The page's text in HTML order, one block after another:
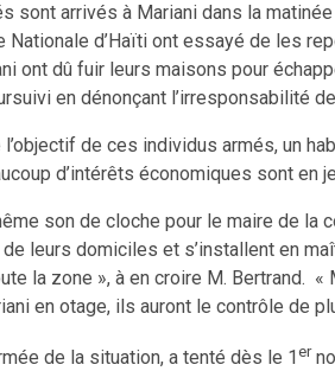
sont arrivés à Mariani dans la
Nationale d’Haïti ont essayé de les
ont dû fuir leurs maisons pour
en dénonçant l’irresponsabilité
l’objectif de ces individus armés, un
d’intérêts économiques sont en
son de cloche pour le maire de
leurs domiciles et s’installent en
la zone », à en croire M. Bertrand.
en otage, ils auront le contrôle de
de la situation, a tenté dès le 1 er